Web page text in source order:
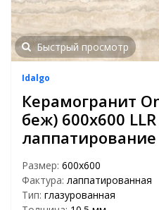
Быстрый просмотр
Idalgo
Керамогранит
беж) 600x600
лаппатирование
Размер: 600х600
Фактура: лаппатированная
Тип: глазурованная